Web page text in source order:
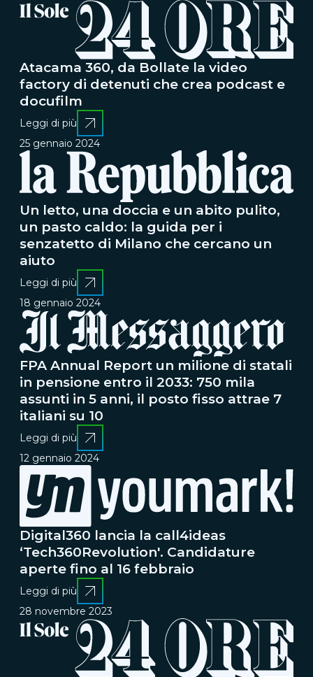
Atacama 360, da Bollate la video
factory di detenuti che crea podcast e
docufilm
Leggi di più
25 gennaio 2024
Un letto, una doccia e un abito pulito,
un pasto caldo: la guida per i
senzatetto di Milano che cercano un
aiuto
Leggi di più
18 gennaio 2024
FPA Annual Report un milione di statali
in pensione entro il 2033: 750 mila
assunti in 5 anni, il posto fisso attrae 7
italiani su 10
Leggi di più
12 gennaio 2024
Digital360 lancia la call4ideas
‘Tech360Revolution'. Candidature
aperte fino al 16 febbraio
Leggi di più
28 novembre 2023